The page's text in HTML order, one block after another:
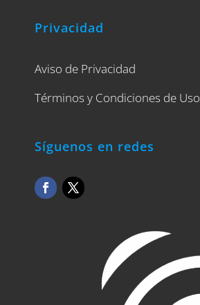
Privacidad
Aviso de Privacidad
Términos y Condiciones de Uso
Síguenos en redes